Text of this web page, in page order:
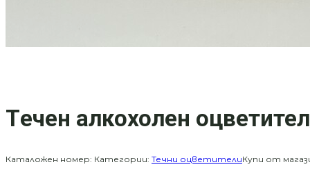
Tечен алкохолен
Каталожен номер: Категории: Течни оцветителиКупи от